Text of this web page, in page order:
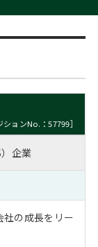
コンサ
キャリ
MBAの
おわり
日本か
パワー
ションNo.：57799］
企業
の成長をリー